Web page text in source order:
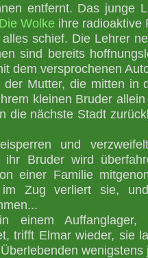
entfernt. Das junge
Die Wolke ihre radioaktive
schief. Die Lehrer
sind bereits
dem versprochenen
Mutter, die mitten in
kleinen Bruder
die nächste Stadt
und
Bruder wird
einer Familie
Zug verliert sie,
einem
trifft Elmar wieder, sie